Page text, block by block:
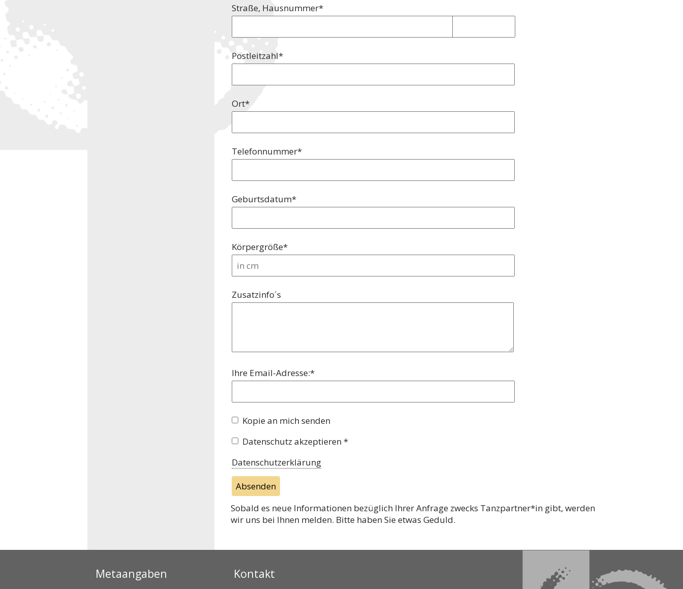
Pflichtfeld
Straße, Hausnummer*
Pflichtfeld
Postleitzahl*
Pflichtfeld
Ort*
Pflichtfeld
Telefonnummer*
Pflichtfeld
Geburtsdatum*
Pflichtfeld
Körpergröße*
Zusatzinfo´s
Pflichtfeld
Ihre Email-Adresse:*
Kopie an mich senden
Datenschutz akzeptieren *
Datenschutzerklärung
Absenden
Sobald es neue Informationen bezüglich Ihrer Anfrage zwecks Tanzpartner*in gibt, werden
wir uns bei Ihnen melden. Bitte haben Sie etwas Geduld.
Metaangaben Kontakt